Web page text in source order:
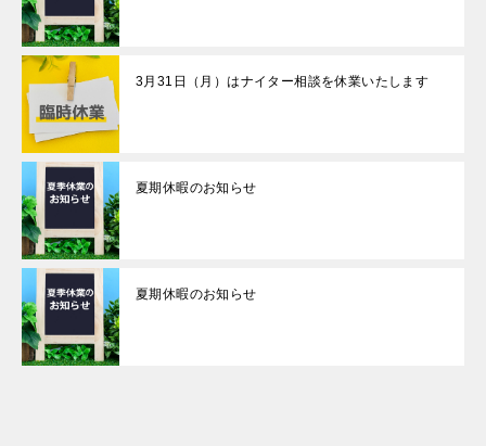
3月31日（月）はナイター相談を休業いたします
夏期休暇のお知らせ
夏期休暇のお知らせ